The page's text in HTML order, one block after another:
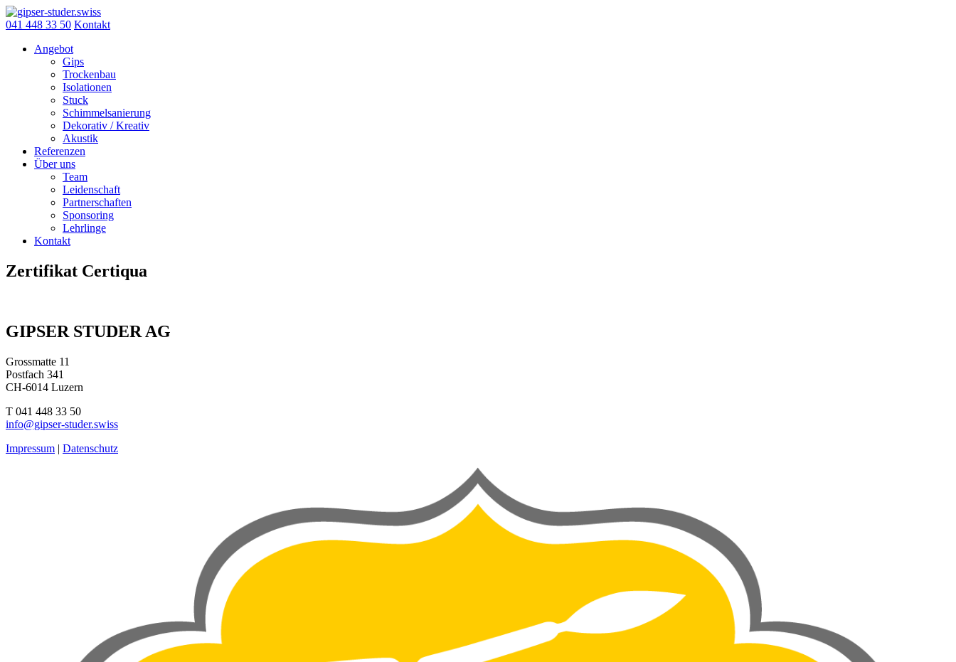
Skip
to
041 448 33 50 Kontakt
Angebot
Gips
Trockenbau
Isolationen
Stuck
Schimmelsanierung
Dekorativ / Kreativ
Akustik
Referenzen
Über uns
Team
Leidenschaft
Partnerschaften
Sponsoring
Lehrlinge
Kontakt
Zertifikat Certiqua
Beitragsnavigation
GIPSER STUDER AG
Grossmatte 11
Postfach 341
CH-6014 Luzern
T 041 448 33 50
info@gipser-studer.swiss
Impressum | Datenschutz